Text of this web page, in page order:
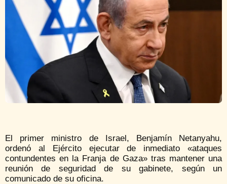
El primer ministro de Israel, Benjamín Netanyahu,
ordenó al Ejército ejecutar de inmediato «ataques
contundentes en la Franja de Gaza» tras mantener una
reunión de seguridad de su gabinete, según un
comunicado de su oficina.